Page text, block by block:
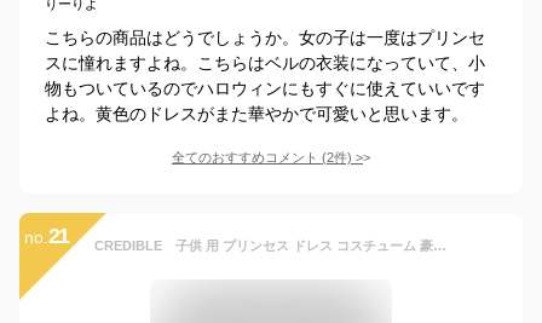
りーりよ
こちらの商品はどうでしょうか。女の子は一度はプリンセ
スに憧れますよね。こちらはベルの衣装になっていて、小
物もついているのでハロウィンにもすぐに使えていいです
よね。黄色のドレスがまた華やかで可愛いと思います。
全てのおすすめコメント (2件) >
no. 21 CREDIBLE 子供 用 プリンセス ドレス コスチューム 豪華６点セット ・ パープル×ピンク ( プリンセスドレス , お花付きウィッグ , リボングローブ , ハートのティアラ , 魔法のステッキ , CREDIBLEオリジナルグッズ ) Mサイズ / 110-125cm NT5132